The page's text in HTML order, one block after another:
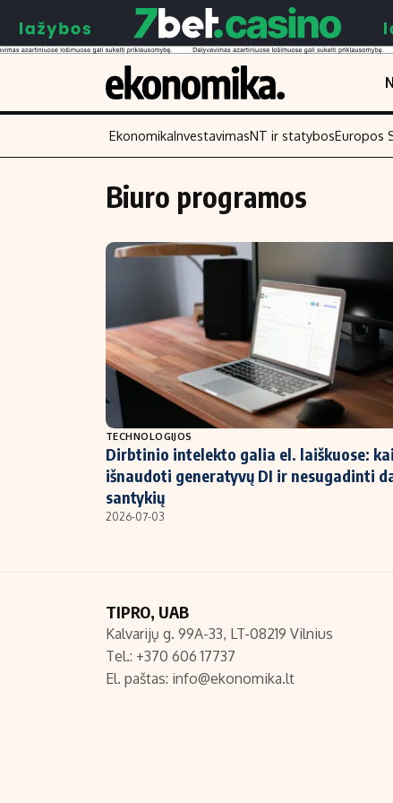
Turinys
Naujienos
Energetika
Ekonomika
Politika
NT ir statybos
Skaitykite
Finansai
Įmonės
Žemės ūkis
Technologijos
Laisvalaikis
EkonomikaInvestavimasNT ir statybosEuropos
Biuro programos
TECHNOLOGIJOS
Dirbtinio intelekto galia el. laiškuose:
išnaudoti generatyvų DI ir nesugadinti
santykių
2026-07-03
TIPRO, UAB
Kalvarijų g. 99A-33, LT-08219 Vilnius
Tel.: +370 606 17737
El. paštas: info@ekonomika.lt